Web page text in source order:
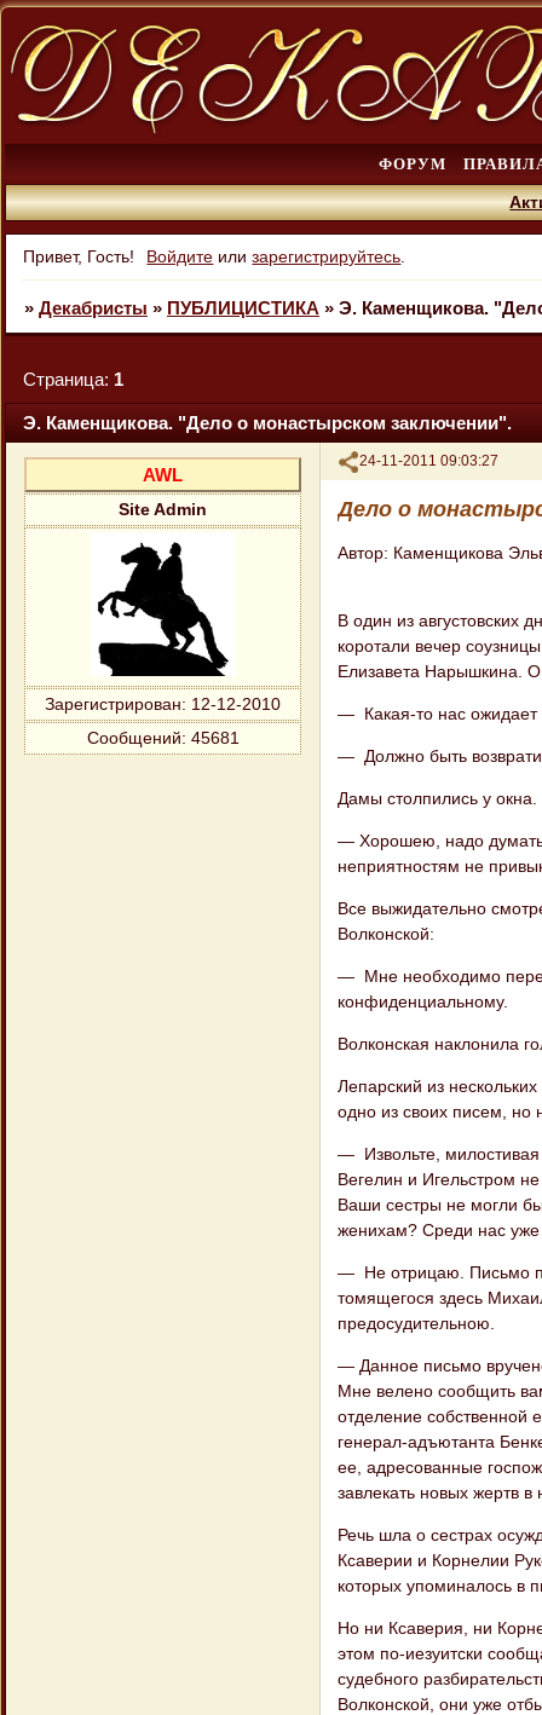
ФОРУМ
Привет, Гость! Войдите илизарегистрируйтесь
» Декабристы » ПУБЛИЦИСТИКА » Э. Каменщикова.
Э. Каменщикова. "Дело о монастырском заключении".
Страница: 1
Поделиться
24-11-2011 09:03:27
AWL
Site Admin
Зарегистрирован: 12-12-2010
Сообщений: 45681
Дело о
Автор: Каменщикова
В один из августовских
коротали вечер
Елизавета Нарышкина.
— Какая-то нас ожидает
— Должно быть
Дамы столпились у
— Хорошею, надо
неприятностям не
Все выжидательно
Волконской:
— Мне необходимо
конфиденциальному.
Волконская наклонила
Лепарский из
одно из своих писем, но
— Извольте, милостивая
Вегелин и Игельстром
Ваши сестры не могли
женихам? Среди нас
— Не отрицаю. Письмо
томящегося здесь
предосудительною.
— Данное письмо
Мне велено сообщить
отделение собственной
генерал-адъютанта
ее, адресованные
завлекать новых жертв
Речь шла о сестрах
Ксаверии и Корнелии
которых упоминалось в
Но ни Ксаверия, ни
этом по-иезуитски
судебного
Волконской, они уже